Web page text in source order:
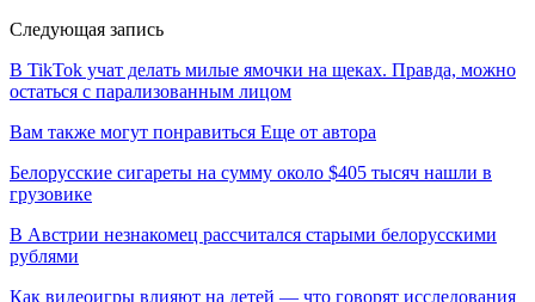
Следующая запись
В TikTok учат делать милые ямочки на щеках. Правда, можно
остаться с парализованным лицом
Вам также могут понравиться Еще от автора
Белорусские сигареты на сумму около $405 тысяч нашли в
грузовике
В Австрии незнакомец рассчитался старыми белорусскими
рублями
Как видеоигры влияют на детей — что говорят исследования